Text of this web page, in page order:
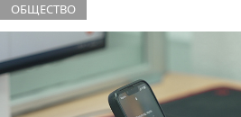
ОБЩЕСТВО